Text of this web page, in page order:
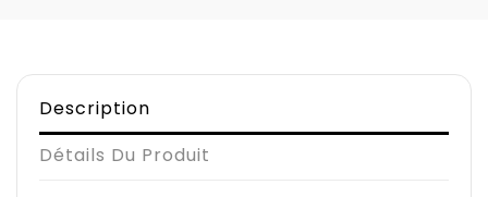
Description
Détails Du Produit